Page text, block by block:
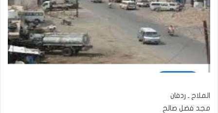
الملاح ـ ردفان
مجد فضل صالح